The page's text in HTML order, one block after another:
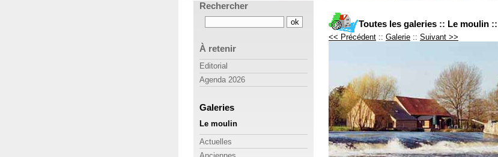
Toutes les galeries :: Le moulin ::
<< Précédent :: Galerie :: Suivant >>
Rechercher
À retenir
Editorial
Agenda 2026
Galeries
Le moulin
Actuelles
Anciennes